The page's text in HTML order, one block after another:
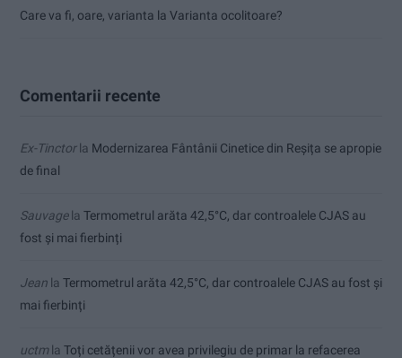
Care va fi, oare, varianta la Varianta ocolitoare?
Comentarii recente
Ex-Tinctorla Modernizarea Fântânii Cinetice din Reșița se apropie
de final
Sauvagela Termometrul arăta 42,5°C, dar controalele CJAS au
fost și mai fierbinți
Jean la Termometrul arăta 42,5°C, dar controalele CJAS au fost și
mai fierbinți
uctmla Toți cetățenii vor avea privilegiu de primar la refacerea